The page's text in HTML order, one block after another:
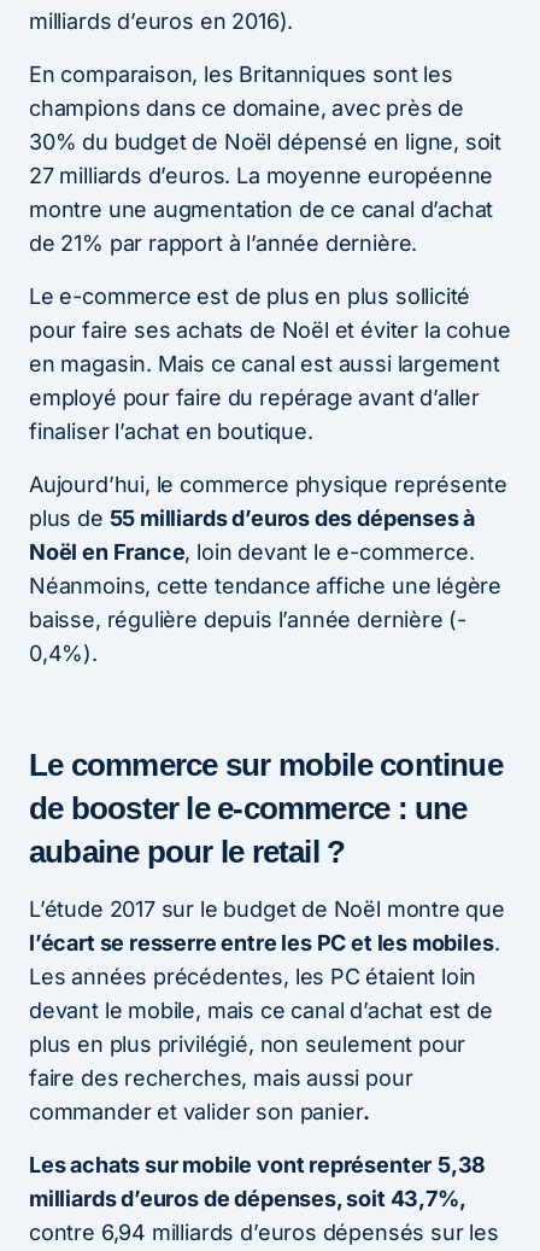
milliards d’euros en 2016).
En comparaison, les Britanniques sont les
champions dans ce domaine, avec près de
30% du budget de Noël dépensé en ligne, soit
27 milliards d’euros. La moyenne européenne
montre une augmentation de ce canal d’achat
de 21% par rapport à l’année dernière.
Le e-commerce est de plus en plus sollicité
pour faire ses achats de Noël et éviter la cohue
en magasin. Mais ce canal est aussi largement
employé pour faire du repérage avant d’aller
finaliser l’achat en boutique.
Aujourd’hui, le commerce physique représente
plus de 55 milliards d’euros des dépenses à
Noël en France, loin devant le e-commerce.
Néanmoins, cette tendance affiche une légère
baisse, régulière depuis l’année dernière (-
0,4%).
Le commerce sur mobile continue
de booster le e-commerce : une
aubaine pour le retail ?
L’étude 2017 sur le budget de Noël montre que
l’écart se resserre entre les PC et les mobiles.
Les années précédentes, les PC étaient loin
devant le mobile, mais ce canal d’achat est de
plus en plus privilégié, non seulement pour
faire des recherches, mais aussi pour
commander et valider son panier.
Les achats sur mobile vont représenter 5,38
milliards d’euros de dépenses, soit 43,7%,
contre 6,94 milliards d’euros dépensés sur les